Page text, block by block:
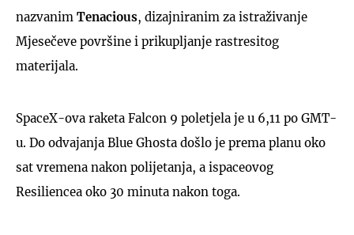
nazvanim Tenacious, dizajniranim za istraživanje
Mjesečeve površine i prikupljanje rastresitog
materijala.
SpaceX-ova raketa Falcon 9 poletjela je u 6,11 po GMT-
u. Do odvajanja Blue Ghosta došlo je prema planu oko
sat vremena nakon polijetanja, a ispaceovog
Resiliencea oko 30 minuta nakon toga.